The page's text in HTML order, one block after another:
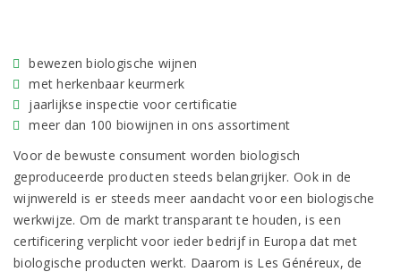
bewezen biologische wijnen
met herkenbaar keurmerk
jaarlijkse inspectie voor certificatie
meer dan 100 biowijnen in ons assortiment
Voor de bewuste consument worden biologisch
geproduceerde producten steeds belangrijker. Ook in de
wijnwereld is er steeds meer aandacht voor een biologische
werkwijze. Om de markt transparant te houden, is een
certificering verplicht voor ieder bedrijf in Europa dat met
biologische producten werkt. Daarom is Les Généreux, de